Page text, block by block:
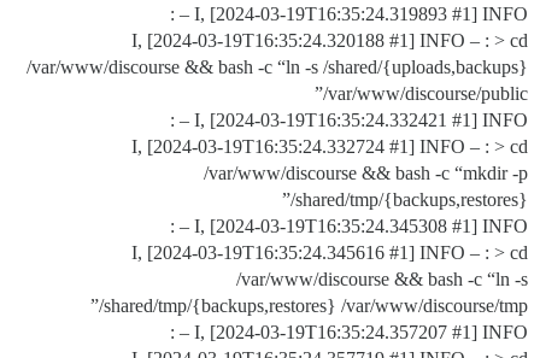
I, [2024-03-19T16:35:24.319893 #1] INFO – :
I, [2024-03-19T16:35:24.320188 #1] INFO – : > cd
/var/www/discourse && bash -c “ln -s /shared/{uploads,backups}
/var/www/discourse/public”
I, [2024-03-19T16:35:24.332421 #1] INFO – :
I, [2024-03-19T16:35:24.332724 #1] INFO – : > cd
/var/www/discourse && bash -c “mkdir -p
/shared/tmp/{backups,restores}”
I, [2024-03-19T16:35:24.345308 #1] INFO – :
I, [2024-03-19T16:35:24.345616 #1] INFO – : > cd
/var/www/discourse && bash -c “ln -s
/shared/tmp/{backups,restores} /var/www/discourse/tmp”
I, [2024-03-19T16:35:24.357207 #1] INFO – :